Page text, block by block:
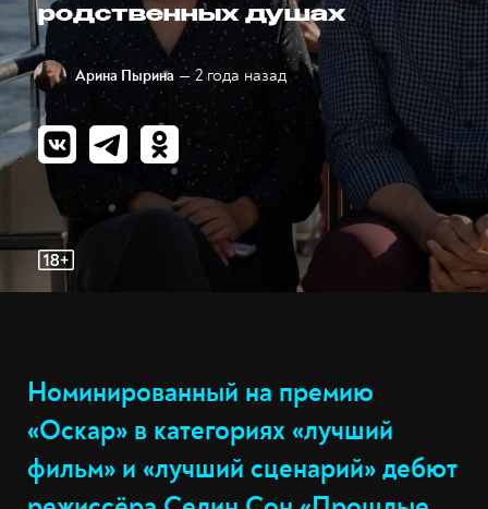
родственных душах
Арина Пырина — 2 года назад
Номинированный на премию
«Оскар» в категориях «лучший
фильм» и «лучший сценарий» дебют